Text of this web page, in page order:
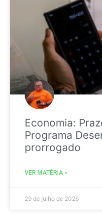
Economia:
Programa
prorrogado
VER MATÉRIA »
29 de julho de 2026